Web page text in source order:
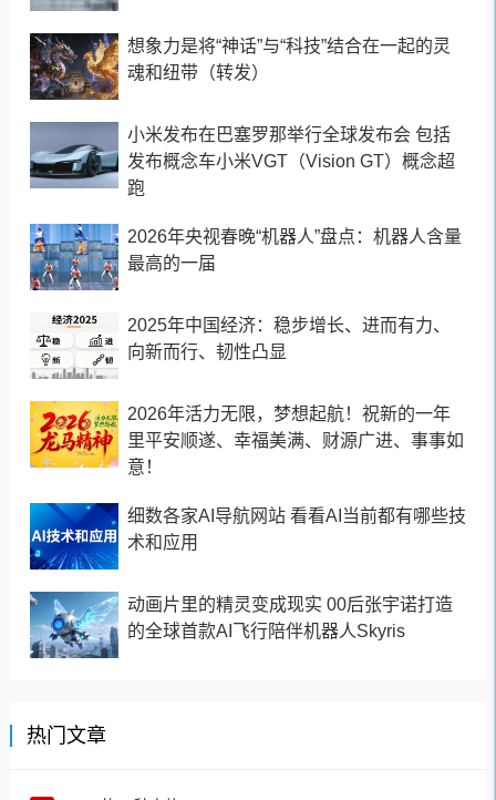
想象力是将“神话”与“科技”结合在一起的灵
魂和纽带（转发）
小米发布在巴塞罗那举行全球发布会 包括
发布概念车小米VGT（Vision GT）概念超
跑
2026年央视春晚“机器人”盘点：机器人含量
最高的一届
2025年中国经济：稳步增长、进而有力、
向新而行、韧性凸显
2026年活力无限，梦想起航！祝新的一年
里平安顺遂、幸福美满、财源广进、事事如
意！
细数各家AI导航网站 看看AI当前都有哪些技
术和应用
动画片里的精灵变成现实 00后张宇诺打造
的全球首款AI飞行陪伴机器人Skyris
热门文章